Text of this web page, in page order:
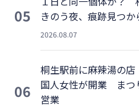
05
きのう夜、痕跡見つか
2026.08.07
06
桐生駅前に麻辣湯の
国人女性が開業 まつ
営業